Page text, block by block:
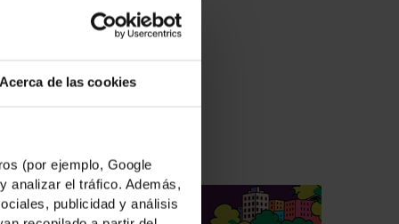
Acerca de las cookies
(por ejemplo, Google
analizar el tráfico. Además,
publicidad y análisis